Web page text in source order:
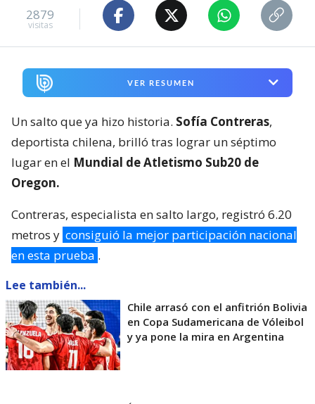
2879
visitas
VER RESUMEN
Un salto que ya hizo historia. Sofía Contreras,
deportista chilena, brilló tras lograr un séptimo
lugar en el Mundial de Atletismo Sub20 de
Oregon.
Contreras, especialista en salto largo, registró 6.20
metros y consiguió la mejor participación nacional
en esta prueba .
Lee también...
Chile arrasó con el anfitrión Bolivia
en Copa Sudamericana de Vóleibol
y ya pone la mira en Argentina